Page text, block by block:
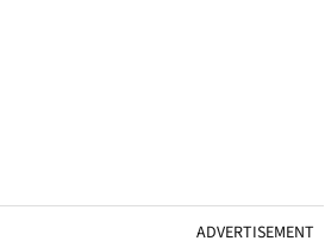
ADVERTISEMENT